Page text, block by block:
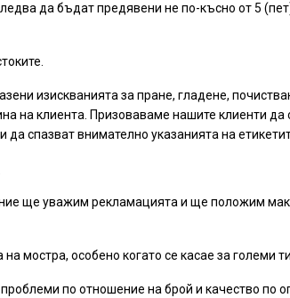
да бъдат предявени не по-късно от 5
изискванията за пране, гладене,
на клиента. Призоваваме нашите клиенти да
да спазват внимателно указанията на
ще уважим рекламацията и ще положим
мостра, особено когато се касае за големи
по отношение на брой и качество по